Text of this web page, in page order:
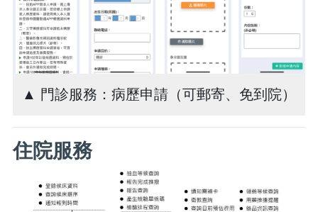
▲ 門診服務：病歷申請（可郵寄、免到院）
住院服務